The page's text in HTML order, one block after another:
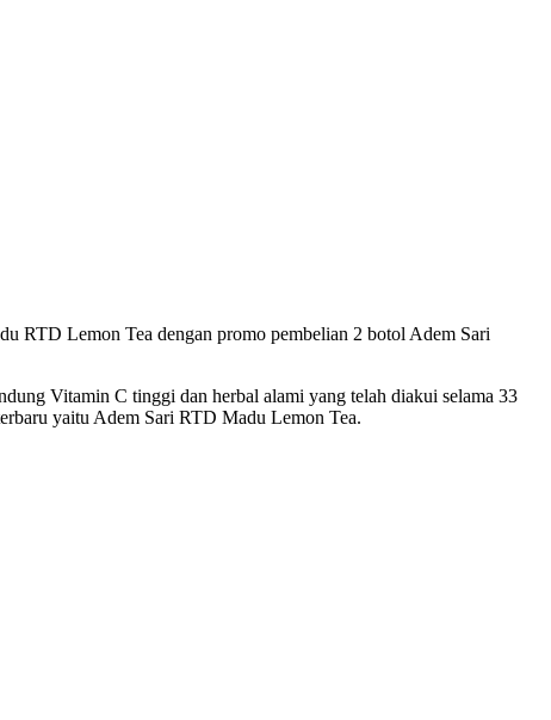
RTD Lemon Tea dengan promo pembelian 2 botol Adem Sari
Vitamin C tinggi dan herbal alami yang telah diakui selama 33
yaitu Adem Sari RTD Madu Lemon Tea.